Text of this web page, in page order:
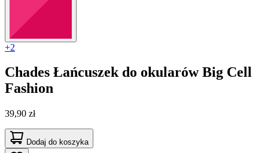
+2
Chades Łańcuszek do okularów Big Cell
Fashion
39,90 zł
Dodaj do koszyka